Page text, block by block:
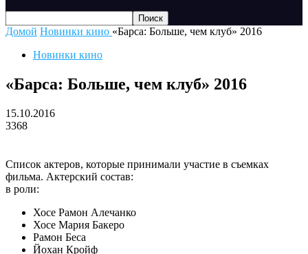
Домой Новинки кино «Барса: Больше, чем клуб» 2016
Новинки кино
«Барса: Больше, чем клуб» 2016
15.10.2016
3368
Список актеров, которые принимали участие в съемках
фильма. Актерский состав:
в роли:
Хосе Рамон Алечанко
Хосе Мария Бакеро
Рамон Беса
Йохан Кройф